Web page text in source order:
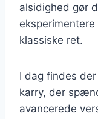
alsidighed gør
klassiske ret.
I dag findes
karry, der
avancerede